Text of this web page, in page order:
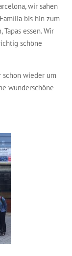
wir sahen
bis hin zum
essen. Wir
schöne
wieder um
wunderschöne